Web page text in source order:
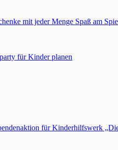
mit jeder Menge Spaß am
für Kinder planen
für Kinderhilfswerk